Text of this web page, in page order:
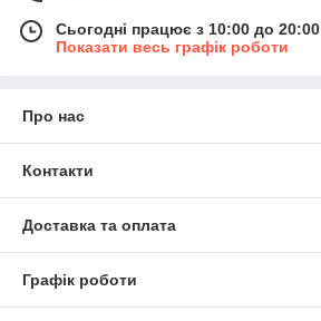
Сьогодні працює з 10:00 до 20:00
Показати весь графік роботи
Про нас
Контакти
Доставка та оплата
Графік роботи